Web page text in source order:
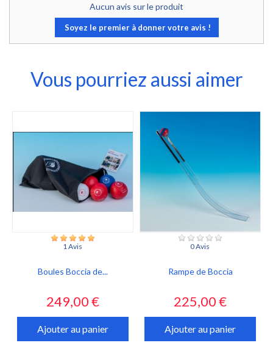
Aucun avis sur le produit
Soyez le premier à donner votre avis !
Vous pourriez aussi aimer
1 Avis
Boules Boccia de...
Prix
249,00 €
Ajouter au panier
0 Avis
Rampe de Boccia
Prix
225,00 €
Ajouter au panier